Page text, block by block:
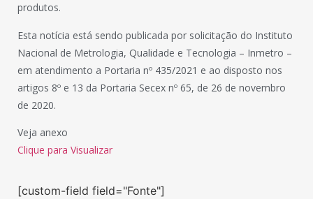
produtos.
Esta notícia está sendo publicada por solicitação do Instituto
Nacional de Metrologia, Qualidade e Tecnologia – Inmetro –
em atendimento a Portaria nº 435/2021 e ao disposto nos
artigos 8º e 13 da Portaria Secex nº 65, de 26 de novembro
de 2020.
Veja anexo
Clique para Visualizar
[custom-field field="Fonte"]